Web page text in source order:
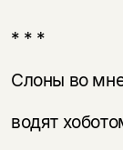
* * *
Слоны во
водят